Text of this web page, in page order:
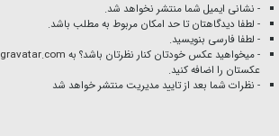
- نشانی ایمیل شما منتشر نخواهد شد.
- لطفا دیدگاهتان تا حد امکان مربوط به مطلب باشد.
- لطفا فارسی بنویسید.
- میخواهید عکس خودتان کنار نظرتان باشد؟ به gravatar.com
عکستان را اضافه کنید.
- نظرات شما بعد از تایید مدیریت منتشر خواهد شد